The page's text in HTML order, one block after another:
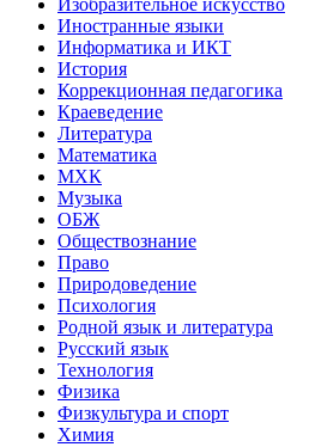
Иностранные языки
Информатика и ИКТ
История
Коррекционная педагогика
Краеведение
Литература
Математика
МХК
Музыка
ОБЖ
Обществознание
Право
Природоведение
Психология
Родной язык и литература
Русский язык
Технология
Физика
Физкультура и спорт
Химия